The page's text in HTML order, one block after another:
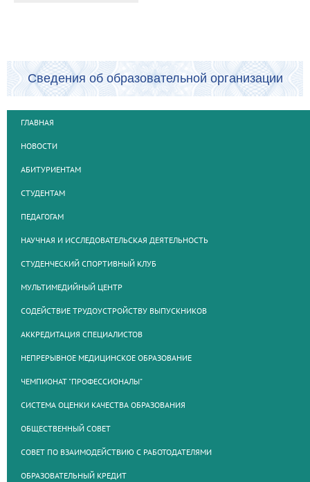
Сведения об образовательной организации
ГЛАВНАЯ
НОВОСТИ
АБИТУРИЕНТАМ
СТУДЕНТАМ
ПЕДАГОГАМ
НАУЧНАЯ И ИССЛЕДОВАТЕЛЬСКАЯ ДЕЯТЕЛЬНОСТЬ
СТУДЕНЧЕСКИЙ СПОРТИВНЫЙ КЛУБ
МУЛЬТИМЕДИЙНЫЙ ЦЕНТР
СОДЕЙСТВИЕ ТРУДОУСТРОЙСТВУ ВЫПУСКНИКОВ
АККРЕДИТАЦИЯ СПЕЦИАЛИСТОВ
НЕПРЕРЫВНОЕ МЕДИЦИНСКОЕ ОБРАЗОВАНИЕ
ЧЕМПИОНАТ "ПРОФЕССИОНАЛЫ"
СИСТЕМА ОЦЕНКИ КАЧЕСТВА ОБРАЗОВАНИЯ
ОБЩЕСТВЕННЫЙ СОВЕТ
СОВЕТ ПО ВЗАИМОДЕЙСТВИЮ С РАБОТОДАТЕЛЯМИ
ОБРАЗОВАТЕЛЬНЫЙ КРЕДИТ